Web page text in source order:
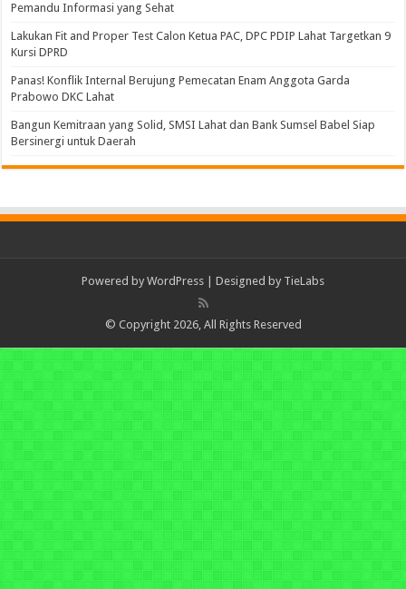
Pemandu Informasi yang Sehat
Lakukan Fit and Proper Test Calon Ketua PAC, DPC PDIP Lahat Targetkan 9
Kursi DPRD
Panas! Konflik Internal Berujung Pemecatan Enam Anggota Garda
Prabowo DKC Lahat
Bangun Kemitraan yang Solid, SMSI Lahat dan Bank Sumsel Babel Siap
Bersinergi untuk Daerah
Powered by WordPress | Designed by TieLabs
© Copyright 2026, All Rights Reserved